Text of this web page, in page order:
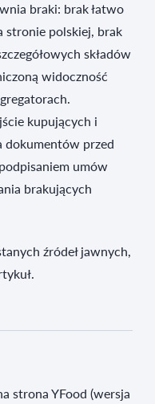
braki: brak łatwo
stronie polskiej, brak
składów
widoczność
kupujących i
dokumentów przed
umów
brakujących
źródeł jawnych,
strona YFood (wersja